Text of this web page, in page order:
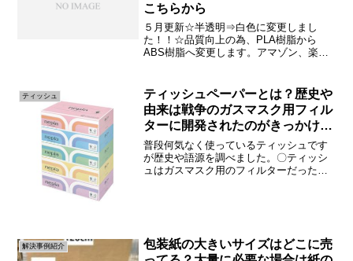
こちらから
５月更新☆半透明⇒白色に変更しまし
た！！☆品質向上の為、PLA樹脂から
ABS樹脂へ変更します。アマゾン、楽
ピングページへ移動します！アマゾン店
はこちらアマゾン店はこちら...
ティッシュ
ティッシュペーパーとは？歴史や
由来は戦争のガスマスク用フィル
ターに開発されたのがきっかけで
す。
普段何気なく使っているティッシュです
が歴史や語源を調べました。〇ティッシ
ュはガスマスク用のフィルターだった？
解決事例紹介
包装紙の大きいサイズはどこに売